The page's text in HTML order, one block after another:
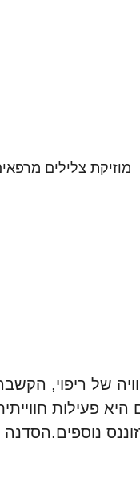
מוזיקת צלילים
של ריפוי,
פעילות